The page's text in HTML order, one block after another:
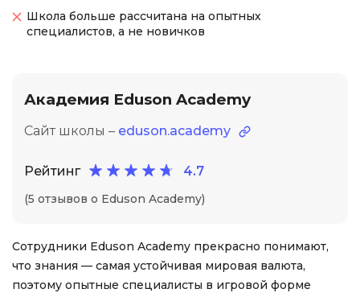
Школа больше рассчитана на опытных
специалистов, а не новичков
Академия Eduson Academy
Сайт школы – eduson.academy
Рейтинг 4.7
(5 отзывов о Eduson Academy)
Сотрудники Eduson Academy прекрасно понимают,
что знания — самая устойчивая мировая валюта,
поэтому опытные специалисты в игровой форме